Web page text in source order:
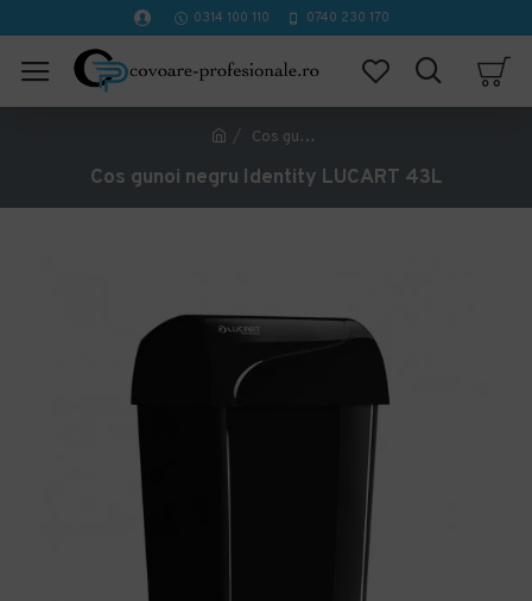
0314 100 110 0740 230 170
Cos gunoi negru Identity LUCART 43L
Cos gunoi negru Identity LUCART 43L